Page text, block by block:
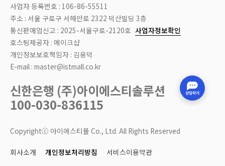
사업자 등록번호 : 106-86-55511
주소 : 서울 구로구 서해안로 2322 덕산빌딩 3층
통신판매업신고 : 2025-서울구로-2120호 사업자정보확인
호스팅제공자 : 메이크샵
개인정보보호책임자 : 김용덕
E-mail : master@istmall.co.kr
신한은행 (주)아이에스티솔루션
100-030-836115
Copyrightⓒ 아이에스티몰 Co., Ltd. All Rights Reserved
회사소개 개인정보처리방침 서비스이용약관